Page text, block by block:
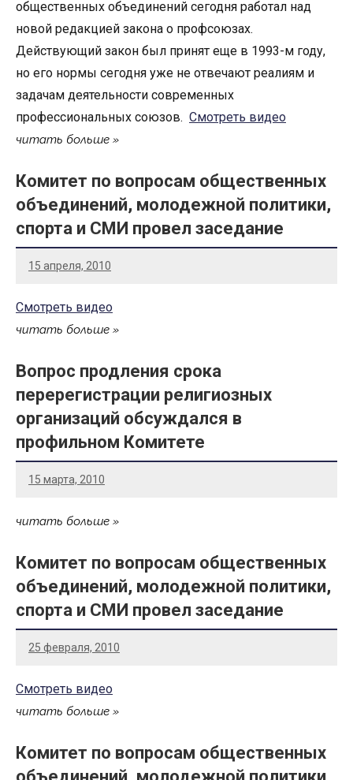
общественных объединений сегодня работал над
новой редакцией закона о профсоюзах.
Действующий закон был принят еще в 1993-м году,
но его нормы сегодня уже не отвечают реалиям и
задачам деятельности современных
профессиональных союзов. Смотреть видео
читать больше
Комитет по вопросам общественных
объединений, молодежной политики,
спорта и СМИ провел заседание
15 апреля, 2010
Смотреть видео
читать больше
Вопрос продления срока
перерегистрации религиозных
организаций обсуждался в
профильном Комитете
15 марта, 2010
читать больше
Комитет по вопросам общественных
объединений, молодежной политики,
спорта и СМИ провел заседание
25 февраля, 2010
Смотреть видео
читать больше
Комитет по вопросам общественных